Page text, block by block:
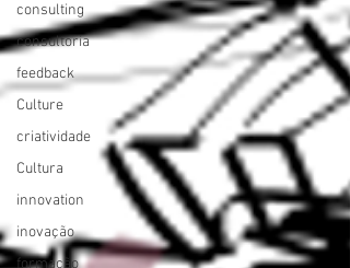
consulting
consultoria
feedback
Culture
criatividade
Cultura
innovation
inovação
formação